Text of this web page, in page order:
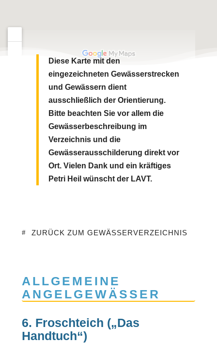
Diese Karte mit den
eingezeichneten Gewässerstrecken
und Gewässern dient
ausschließlich der Orientierung.
Bitte beachten Sie vor allem die
Gewässerbeschreibung im
Verzeichnis und die
Gewässerausschilderung direkt vor
Ort. Vielen Dank und ein kräftiges
Petri Heil wünscht der LAVT.
ZURÜCK ZUM GEWÄSSERVERZEICHNIS
ALLGEMEINE
ANGELGEWÄSSER
6. Froschteich („Das
Handtuch“)